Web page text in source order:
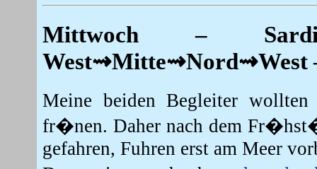
Mittwoch –
West⇝Mitte⇝Nord⇝West
Meine beiden Begleiter
fr�nen. Daher nach dem
gefahren, Fuhren erst am Meer